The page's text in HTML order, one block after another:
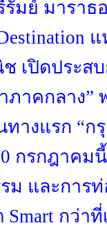
มย์ มาราธ
แ
เปิดประสบ
ภาคกลาง”
ทางแรก “ก
กรกฎาคม
และการท่
กว่าที่